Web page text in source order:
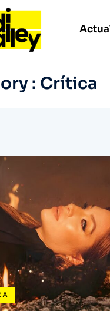
: Crítica